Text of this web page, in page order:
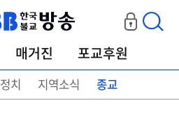
매거진 포교후원
정치 지역소식 종교